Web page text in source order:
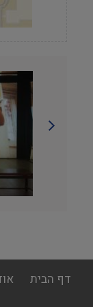
footer
menu
דף הבית